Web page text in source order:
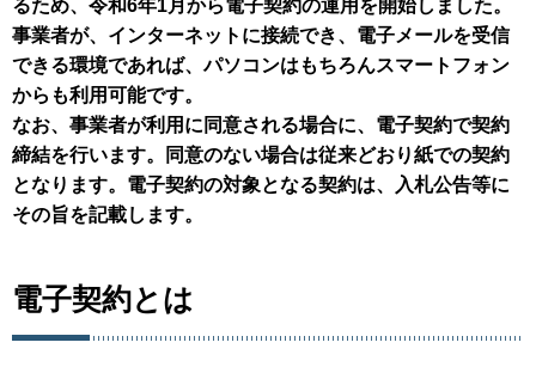
るため、令和6年1月から電子契約の運用を開始しました。
事業者が、インターネットに接続でき、電子メールを受信
できる環境であれば、パソコンはもちろんスマートフォン
からも利用可能です。
なお、事業者が利用に同意される場合に、電子契約で契約
締結を行います。同意のない場合は従来どおり紙での契約
となります。電子契約の対象となる契約は、入札公告等に
その旨を記載します。
電子契約とは